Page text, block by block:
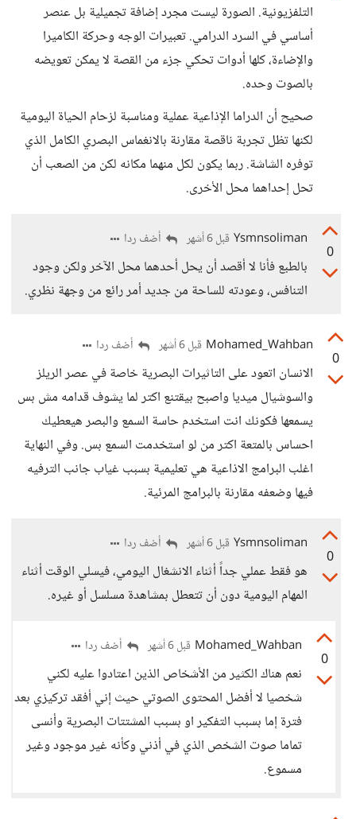
التلفزيونية. الصورة ليست مجرد إضافة تجميلية بل عنصر
أساسي في السرد الدرامي. تعبيرات الوجه وحركة الكاميرا
والإضاءة، كلها أدوات تحكي جزء من القصة لا يمكن تعويضه
بالصوت وحده.
صحيح أن الدراما الإذاعية عملية ومناسبة لزحام الحياة اليومية
لكنها تظل تجربة ناقصة مقارنة بالانغماس البصري الكامل الذي
توفره الشاشة. ربما يكون لكل منهما مكانه لكن من الصعب أن
تحل إحداهما محل الأخرى.
0
Ysmnsoliman قبل 6 أشهر أضف ردا
بالطبع فأنا لا أقصد أن يحل أحدهما محل الآخر ولكن وجود
التنافس، وعودته للساحة من جديد أمر رائع من وجهة نظري.
0
Mohamed_Wahban قبل 6 أشهر أضف ردا
الانسان اتعود على التاثيرات البصرية خاصة في عصر الريلز
والسوشيال ميديا واصبح بيقتنع اكتر لما يشوف قدامه مش بس
يسمعها فكونك انت استخدم حاسة السمع والبصر هيعطيك
احساس بالمتعة اكتر من لو استخدمت السمع بس. وفي النهاية
اغلب البرامج الاذاعية هي تعليمية بسبب غياب جانب الترفيه
فيها وضعفه مقارنة بالبرامج المرئية.
0
Ysmnsoliman قبل 6 أشهر أضف ردا
هو فقط عملي جداً أثناء الانشغال اليومي، فيسلي الوقت أثناء
المهام اليومية دون أن تتعطل بمشاهدة مسلسل أو غيره.
0
Mohamed_Wahban قبل 6 أشهر أضف ردا
نعم هناك الكثير من الأشخاص الذين اعتادوا عليه لكني
شخصيا لا أفضل المحتوى الصوتي حيث إني أفقد تركيزي بعد
فترة إما بسبب التفكير او بسبب المشتتات البصرية وأنسى
تماما صوت الشخص الذي في أذني وكأنه غير موجود وغير
مسموع.